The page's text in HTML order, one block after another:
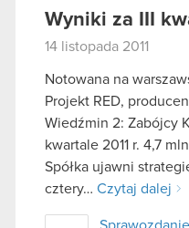
Wyniki za III
14 listopada 2011
Notowana na
Projekt RED,
Wiedźmin 2: Zabójcy
kwartale 2011 r. 4,7
Spółka ujawni
cztery… Czytaj dalej